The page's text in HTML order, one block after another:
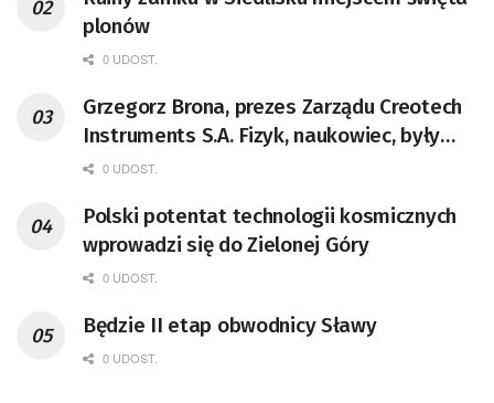
plonów
0 UDOST.
Grzegorz Brona, prezes Zarządu Creotech
Instruments S.A. Fizyk, naukowiec, były
pracownik CERN w Genewie,
doktor habilitowany nauk fizycznych,
koordynator Rady Sektorowej ds.
Kompetencji Przemysłu Lotniczo-
Badań Kosmicznych i Satelitarnych PAN.
0 UDOST.
Polski potentat technologii kosmicznych
wprowadzi się do Zielonej Góry
0 UDOST.
Będzie II etap obwodnicy Sławy
0 UDOST.